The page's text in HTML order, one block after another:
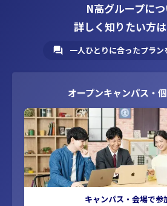
N高グループにつ
詳しく知りたい方
一人ひとりに合ったプラン
オープンキャンパス・
キャンパス・会場で参